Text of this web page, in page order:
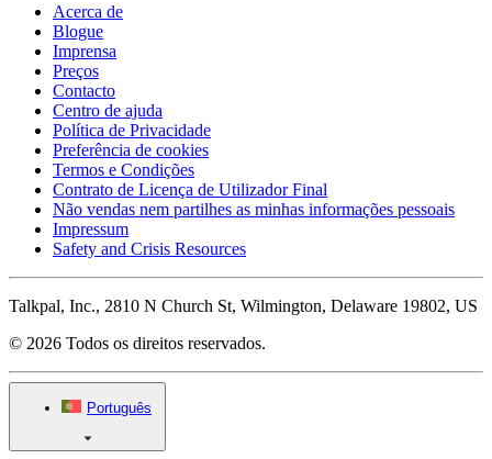
Acerca de
Blogue
Imprensa
Preços
Contacto
Centro de ajuda
Política de Privacidade
Preferência de cookies
Termos e Condições
Contrato de Licença de Utilizador Final
Não vendas nem partilhes as minhas informações pessoais
Impressum
Safety and Crisis Resources
Talkpal, Inc., 2810 N Church St, Wilmington, Delaware 19802, US
© 2026 Todos os direitos reservados.
Português